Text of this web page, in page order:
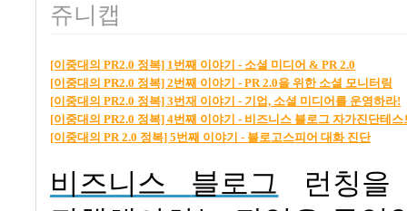
쥬니캡
[이중대의 PR2.0 정복] 1번째 이야기 - 소셜 미디어 & PR 2.0
[이중대의 PR2.0 정복] 2번째 이야기 - PR 2.0을 위한 소셜 모니터링
[이중대의 PR2.0 정복] 3번재 이야기 - 기업, 소셜 미디어를 운영하라!
[이중대의 PR2.0 정복] 4번째 이야기 - 비즈니스 블로그 자가진단테스
[이중대의 PR 2.0 정복] 5번째 이야기 - 블로고스피어 대화 진단
비즈니스 블로그
런칭을